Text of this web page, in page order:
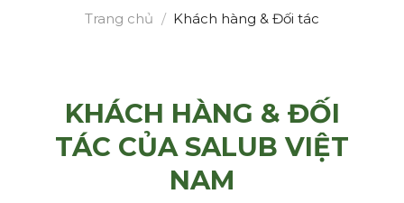
Trang chủ / Khách hàng & Đối tác
KHÁCH HÀNG & ĐỐI
TÁC CỦA SALUB VIỆT
NAM